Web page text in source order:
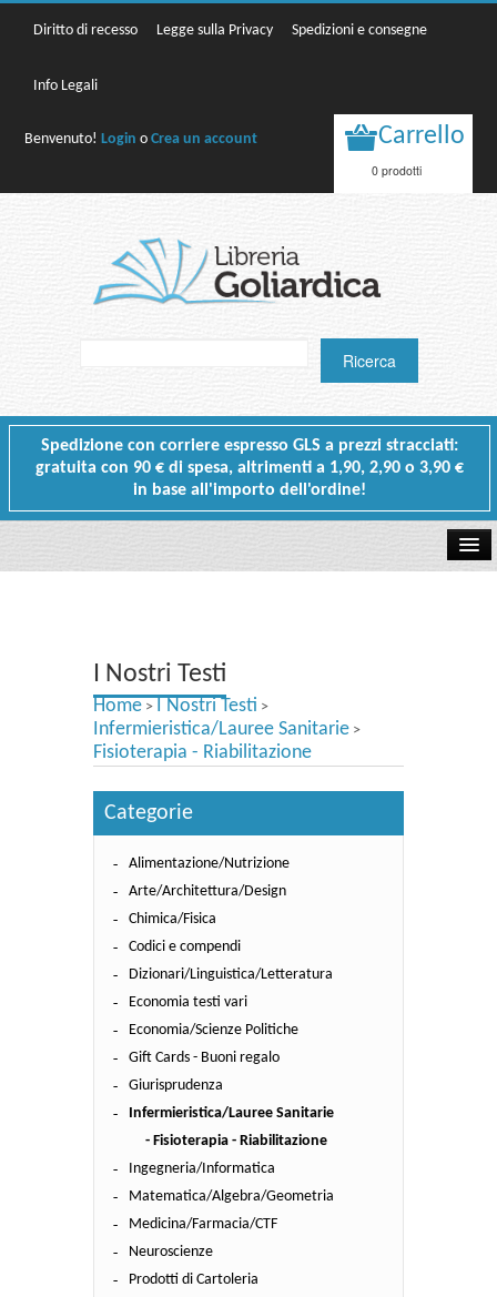
Diritto di recesso Legge sulla Privacy Spedizioni e consegne
Info Legali
Benvenuto!Login oCrea un account Carrello
0 prodotti
Spedizione con corriere espresso GLS a prezzi stracciati:
gratuita con 90 € di spesa, altrimenti a 1,90, 2,90 o 3,90 €
in base all'importo dell'ordine!
Testi scolastici
Carta Cultura e Carta del Merito - Carta Docente
I nostri servizi
I Nostri Testi
Home > I Nostri Testi >
Infermieristica/Lauree Sanitarie >
Fisioterapia - Riabilitazione
Categorie
Alimentazione/Nutrizione
Arte/Architettura/Design
Chimica/Fisica
Codici e compendi
Dizionari/Linguistica/Letteratura
Economia testi vari
Economia/Scienze Politiche
Gift Cards - Buoni regalo
Giurisprudenza
Infermieristica/Lauree Sanitarie
- Fisioterapia - Riabilitazione
Ingegneria/Informatica
Matematica/Algebra/Geometria
Medicina/Farmacia/CTF
Neuroscienze
Prodotti di Cartoleria